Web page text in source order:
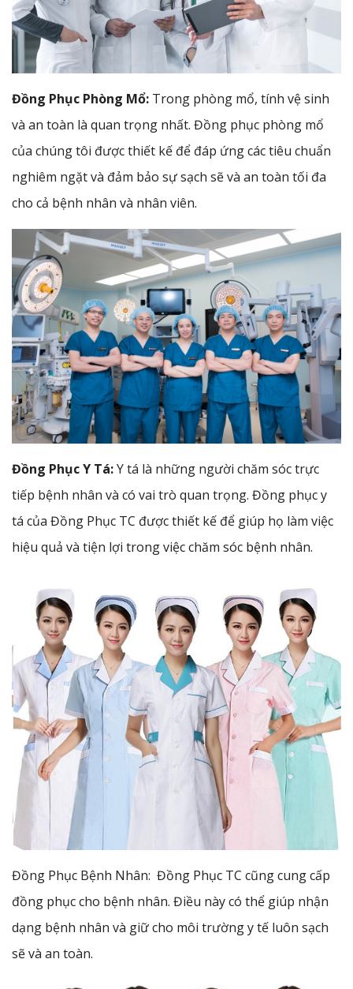
Đồng Phục Phòng Mổ: Trong phòng mổ, tính vệ sinh
và an toàn là quan trọng nhất. Đồng phục phòng mổ
của chúng tôi được thiết kế để đáp ứng các tiêu chuẩn
nghiêm ngặt và đảm bảo sự sạch sẽ và an toàn tối đa
cho cả bệnh nhân và nhân viên.
Đồng Phục Y Tá:Y tá là những người chăm sóc trực
tiếp bệnh nhân và có vai trò quan trọng. Đồng phục y
tá của Đồng Phục TC được thiết kế để giúp họ làm việc
hiệu quả và tiện lợi trong việc chăm sóc bệnh nhân.
Đồng Phục Bệnh Nhân: Đồng Phục TC cũng cung cấp
đồng phục cho bệnh nhân. Điều này có thể giúp nhận
dạng bệnh nhân và giữ cho môi trường y tế luôn sạch
sẽ và an toàn.